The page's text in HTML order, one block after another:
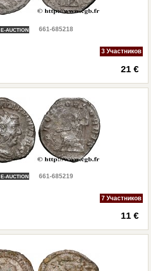
E-AUCTION
661-685218
3 Участников
21 €
E-AUCTION
661-685219
7 Участников
11 €